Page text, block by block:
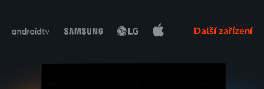
Další zařízení